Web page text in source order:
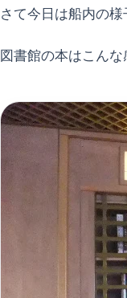
さて今日は船内の様
図書館の本はこんな